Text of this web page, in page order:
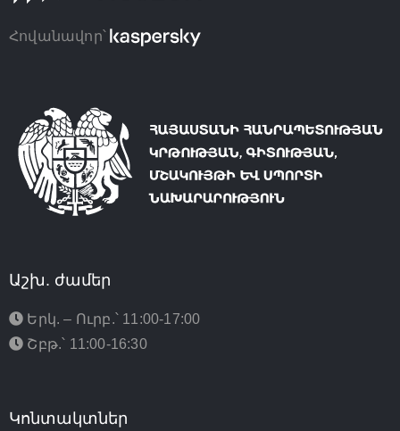
Հովանավոր՝
Աշխ. ժամեր
Երկ. – Ուրբ.՝ 11:00-17:00
Շբթ.՝ 11:00-16:30
Կոնտակտներ